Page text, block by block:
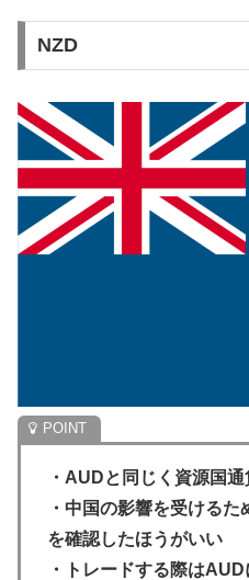
NZD
・AUDと同じく資源国通
・中国の影響を受ける
を確認したほうがいい
・トレードする際は